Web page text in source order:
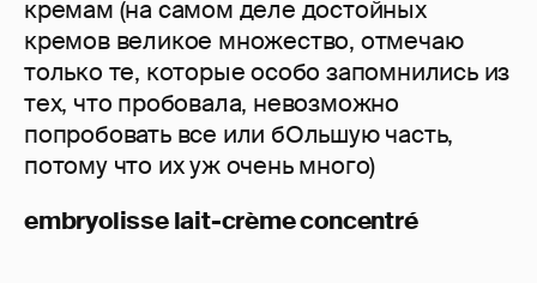
кремам (на самом деле достойных
кремов великое множество, отмечаю
только те, которые особо запомнились из
тех, что пробовала, невозможно
попробовать все или бОльшую часть,
потому что их уж очень много)
embryolisse lait-crème concentré